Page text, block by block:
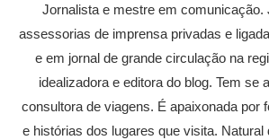
Jornalista e mestre em comunicação.
assessorias de imprensa privadas e
e em jornal de grande circulação na
idealizadora e editora do blog. Tem se
consultora de viagens. É apaixonada por
e histórias dos lugares que visita. Natural